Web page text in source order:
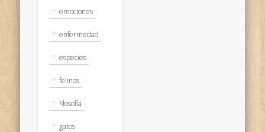
emociones
enfermedad
especies
felinos
filosofía
gatos